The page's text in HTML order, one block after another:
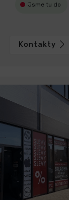
Jsme tu do
Kontakty